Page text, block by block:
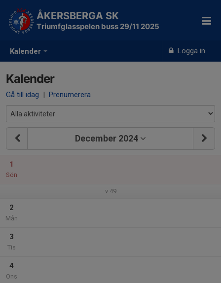
Kalender Logga in
ÅKERSBERGA SK
Triumfglasspelen buss 29/11 2025
Kalender
Gå till idag | Prenumerera
December 2024
1
Sön
v.49
2
Mån
3
Tis
4
Ons